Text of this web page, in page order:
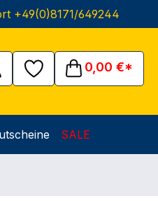
+49(0)8171/649244
0,00 €*
SALE